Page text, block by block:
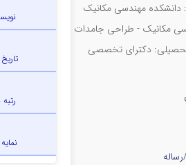
دانشکده مهندسی مکانیک
مکانیک - طراحی جامدات
دکترای تخصصی